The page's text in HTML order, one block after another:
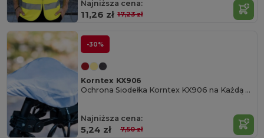
Najniższa cena:
11,26 zł 17,23 zł
-30%
Korntex KX906
Ochrona Siodełka Korntex KX906 na Każdą Pogodę
Najniższa cena:
5,24 zł 7,50 zł